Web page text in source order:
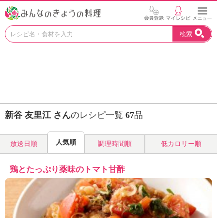
お
見
つ
よ
う
N
H
K
エ
デ
検索
新谷 友里江 さんのレシピ一覧 67品
放送日順 人気順 調理時間順 低カロリー順
鶏とたっぷり薬味のトマト甘酢